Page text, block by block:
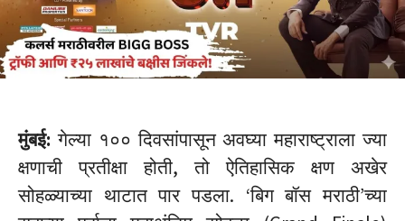
मुंबई: गेल्या १०० दिवसांपासून अवघ्या महाराष्ट्राला ज्या
क्षणाची प्रतीक्षा होती, तो ऐतिहासिक क्षण अखेर
सोहळ्याच्या थाटात पार पडला. ‘बिग बॉस मराठी’च्या